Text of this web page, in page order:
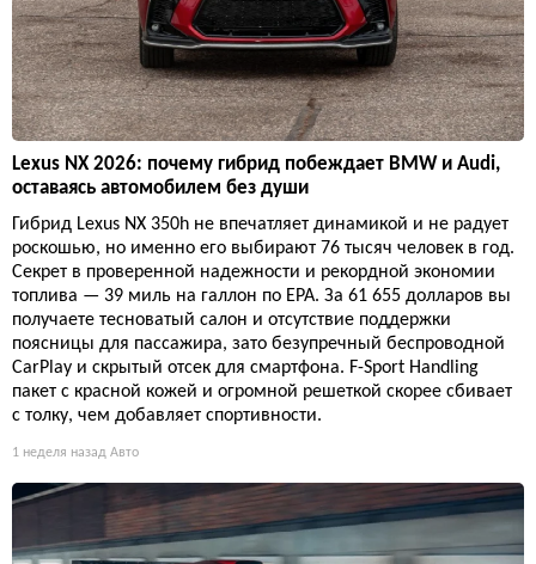
Lexus NX 2026: почему гибрид побеждает BMW и Audi,
оставаясь автомобилем без души
Гибрид Lexus NX 350h не впечатляет динамикой и не радует
роскошью, но именно его выбирают 76 тысяч человек в год.
Секрет в проверенной надежности и рекордной экономии
топлива — 39 миль на галлон по EPA. За 61 655 долларов вы
получаете тесноватый салон и отсутствие поддержки
поясницы для пассажира, зато безупречный беспроводной
CarPlay и скрытый отсек для смартфона. F-Sport Handling
пакет с красной кожей и огромной решеткой скорее сбивает
с толку, чем добавляет спортивности.
1 неделя назад Авто